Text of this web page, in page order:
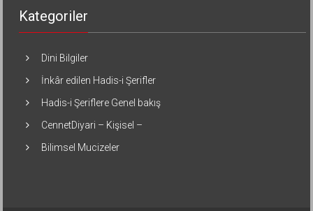
Kategoriler
Dini Bilgiler
İnkâr edilen Hadis-i Şerifler
Hadis-i Şeriflere Genel bakış
CennetDiyari – Kişisel –
Bilimsel Mucizeler